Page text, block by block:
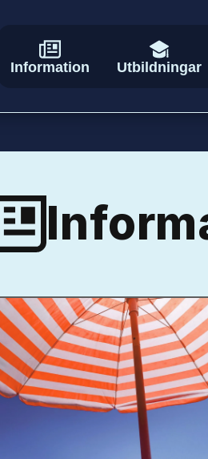
Information Utbildningar